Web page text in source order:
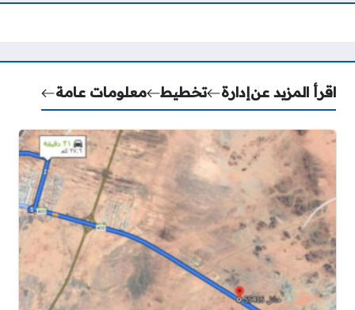
اقرأ المزيد عنإدارة تخطيط معلومات عامة